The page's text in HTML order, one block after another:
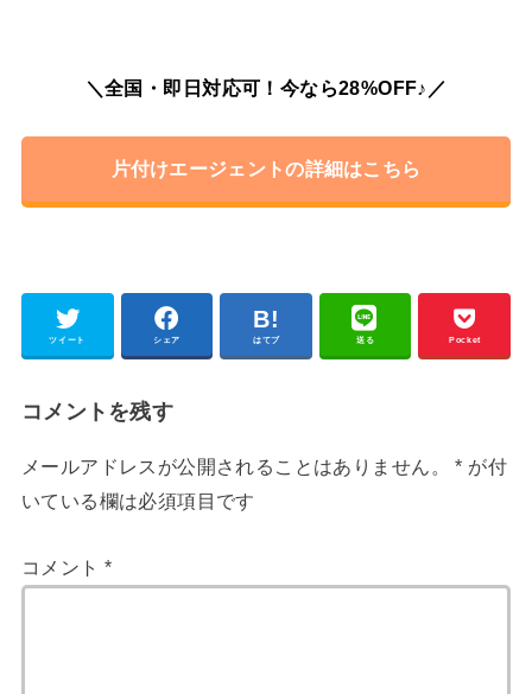
＼全国・即日対応可！今なら28%OFF♪／
片付けエージェントの詳細はこちら
ツイート シェア はてブ 送る Pocket
コメントを残す
メールアドレスが公開されることはありません。 * が付
いている欄は必須項目です
コメント *